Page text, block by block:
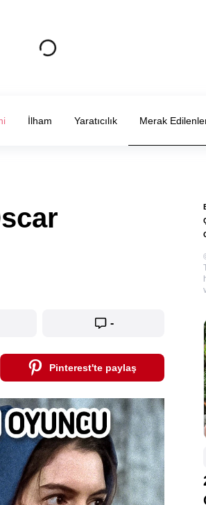
İlham Yaratıcılık Merak
-
Pinterest'te paylaş